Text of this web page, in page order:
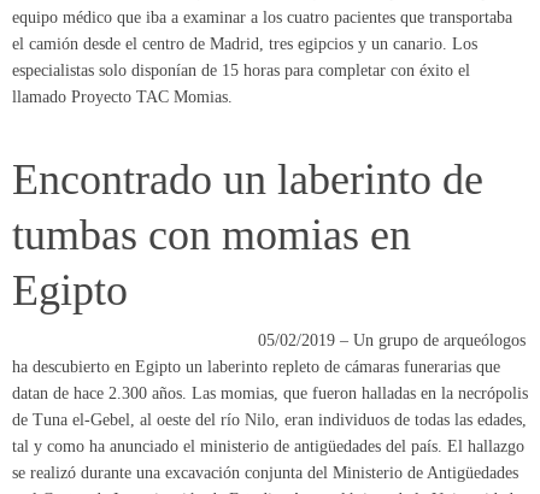
equipo médico que iba a examinar a los cuatro pacientes que transportaba
el camión desde el centro de Madrid, tres egipcios y un canario. Los
especialistas solo disponían de 15 horas para completar con éxito el
llamado Proyecto TAC Momias.
Encontrado un laberinto de
tumbas con momias en
Egipto
05/02/2019 – Un grupo de arqueólogos
ha descubierto en Egipto un laberinto repleto de cámaras funerarias que
datan de hace 2.300 años. Las momias, que fueron halladas en la necrópolis
de Tuna el-Gebel, al oeste del río Nilo, eran individuos de todas las edades,
tal y como ha anunciado el ministerio de antigüedades del país. El hallazgo
se realizó durante una excavación conjunta del Ministerio de Antigüedades